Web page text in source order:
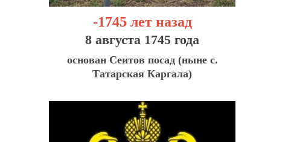
-1745 лет назад
8 августа 1745 года
основан Сеитов посад (ныне с.
Татарская Каргала)